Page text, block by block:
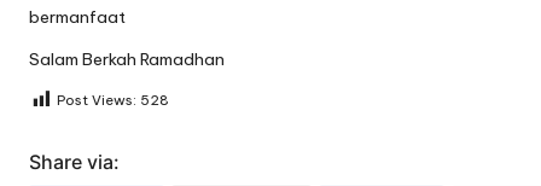
bermanfaat
Salam Berkah Ramadhan
Post Views: 528
Share via: